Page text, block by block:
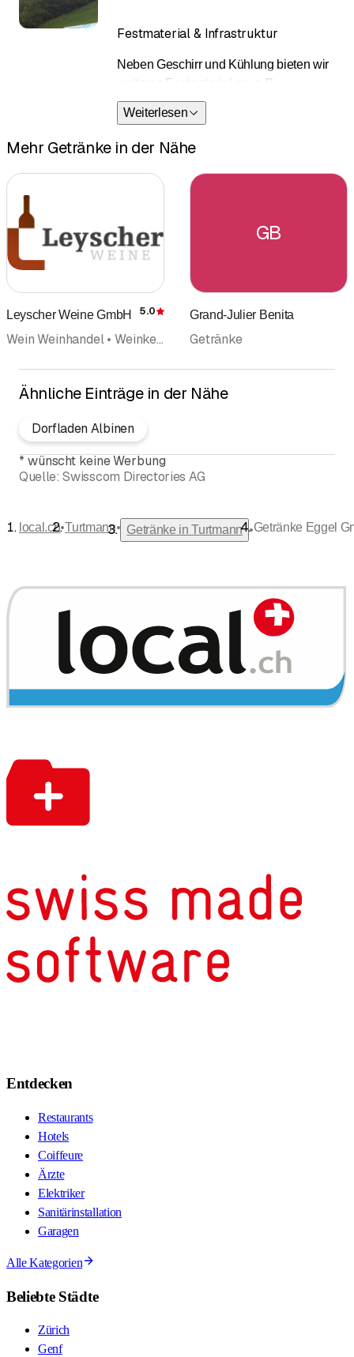
Festmaterial & Infrastruktur
Neben Geschirr und Kühlung bieten wir
weiteres Festmaterial an, z. B.
Kantinenzelte oder anderes Equipment,
damit Ihre Location optimal ausgestattet
ist.
Jetzt anfragen: info@getraenke-eggel.ch
Weiterlesen
Mehr Getränke in der Nähe
Leyscher Weine GmbH Bewertung
5.0
Wein Weinhandel • Weinkellerei • Getränke
GB
Grand-Julier Benita
Getränke
Ähnliche Einträge in der Nähe
Dorfladen Albinen
* wünscht keine Werbung
Quelle: Swisscom Directories AG
local.ch•Turtmann• Getränke in Turtmann •Getränke Eggel
Entdecken
Restaurants
Hotels
Coiffeure
Ärzte
Elektriker
Sanitärinstallation
Garagen
Alle Kategorien
Beliebte Städte
Zürich
Genf